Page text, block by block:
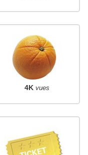
4K vues